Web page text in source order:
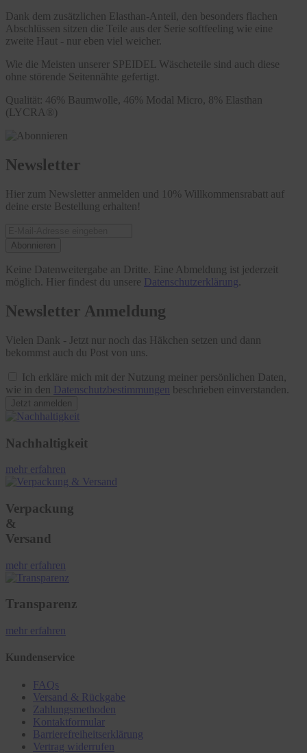
Dank dem zusätzlichen Elasthan-Anteil, den besonders flachen
Abschlüssen sitzen die Teile aus der Serie softfeeling wie eine
zweite Haut - nur eben viel weicher.
Wie die Meisten unserer SPEIDEL Wäscheteile sind auch diese
ohne störende Seitennähte gefertigt.
Qualität: 46% Baumwolle, 46% Modal Micro, 8% Elasthan
(LYCRA®)
Newsletter
Hier zum Newsletter anmelden und 10% Willkommensrabatt auf
deine erste Bestellung erhalten!
Abonnieren
Keine Datenweitergabe an Dritte. Eine Abmeldung ist jederzeit
möglich. Hier findest du unsere Datenschutzerklärung
Newsletter Anmeldung
Vielen Dank - Jetzt nur noch das Häkchen setzen und dann
bekommst auch du Post von uns.
Ich erkläre mich mit der Nutzung meiner persönlichen Daten,
wie in den Datenschutzbestimmungen beschrieben einverstanden.
Jetzt anmelden
Nachhaltigkeit
mehr erfahren
Verpackung
&
Versand
mehr erfahren
Transparenz
mehr erfahren
Kundenservice
FAQs
Versand & Rückgabe
Zahlungsmethoden
Kontaktformular
Barrierefreiheitserklärung
Vertrag widerrufen